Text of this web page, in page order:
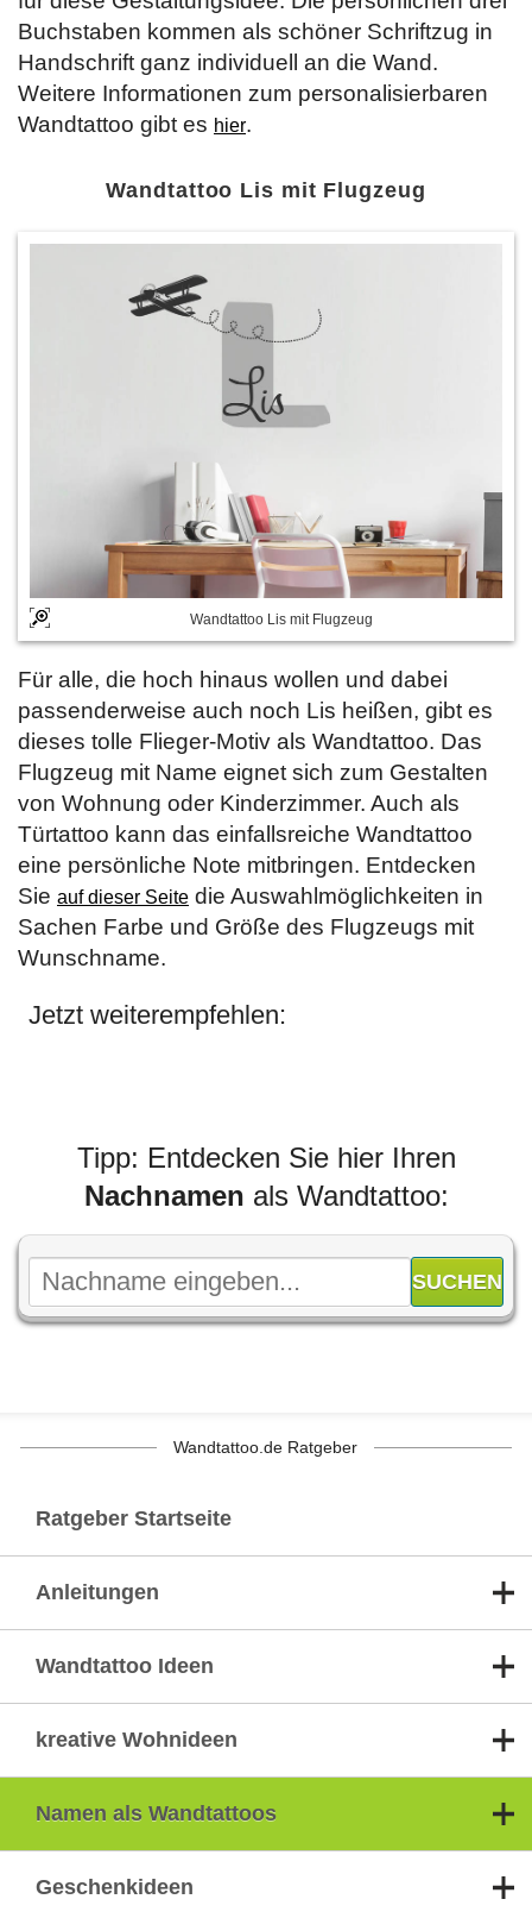
Buchstaben kommen als schöner Schriftzug in
Handschrift ganz individuell an die Wand.
Weitere Informationen zum personalisierbaren
Wandtattoo gibt es hier.
Wandtattoo Lis mit Flugzeug
Wandtattoo Lis mit Flugzeug
Für alle, die hoch hinaus wollen und dabei
passenderweise auch noch Lis heißen, gibt es
dieses tolle Flieger-Motiv als Wandtattoo. Das
Flugzeug mit Name eignet sich zum Gestalten
von Wohnung oder Kinderzimmer. Auch als
Türtattoo kann das einfallsreiche Wandtattoo
eine persönliche Note mitbringen. Entdecken
Sie auf dieser Seite die Auswahlmöglichkeiten in
Sachen Farbe und Größe des Flugzeugs mit
Wunschname.
Jetzt weiterempfehlen:
Tipp: Entdecken Sie hier Ihren
Nachnamen als Wandtattoo:
Wandtattoo.de Ratgeber
Ratgeber Startseite
Anleitungen
Wandtattoo Ideen
kreative Wohnideen
Namen als Wandtattoos
Geschenkideen